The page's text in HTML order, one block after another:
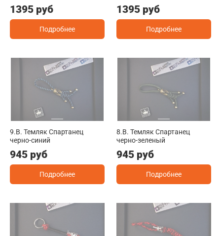
1395 руб
Подробнее
1395 руб
Подробнее
9.B. Темляк Спартанец
черно-синий
945 руб
Подробнее
8.B. Темляк Спартанец
черно-зеленый
945 руб
Подробнее